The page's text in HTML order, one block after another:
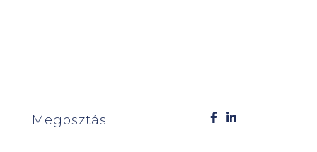
Megosztás: